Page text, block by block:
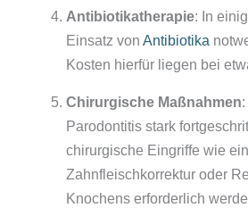
Antibiotikatherapie: In
Einsatz vonAntibiotika
Kosten hierfür liegen bei
Chirurgische Maßnahmen
Parodontitis stark
chirurgische Eingriffe wie
Zahnfleischkorrektur oder
Knochens erforderlich